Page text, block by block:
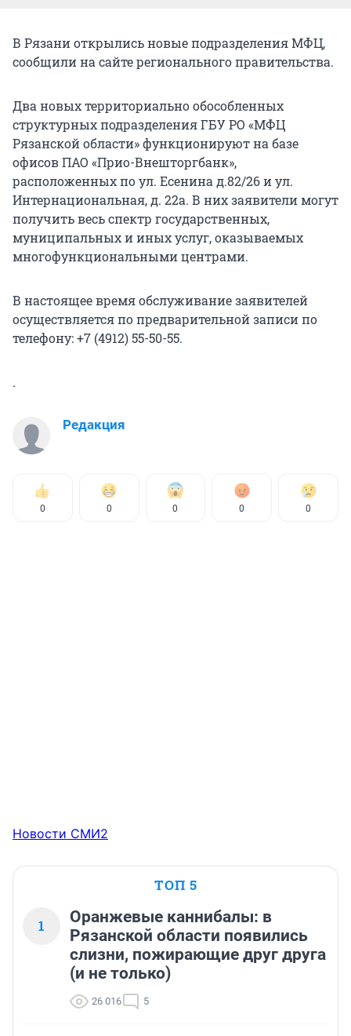
В Рязани открылись новые подразделения МФЦ,
сообщили на сайте регионального правительства.
Два новых территориально обособленных
структурных подразделения ГБУ РО «МФЦ
Рязанской области» функционируют на базе
офисов ПАО «Прио-Внешторгбанк»,
расположенных по ул. Есенина д.82/26 и ул.
Интернациональная, д. 22а. В них заявители могут
получить весь спектр государственных,
муниципальных и иных услуг, оказываемых
многофункциональными центрами.
В настоящее время обслуживание заявителей
осуществляется по предварительной записи по
телефону: +7 (4912) 55-50-55.
.
Редакция
0 0 0 0 0
Новости СМИ2
ТОП 5
1
Оранжевые каннибалы: в
Рязанской области появились
слизни, пожирающие друг друга
(и не только)
26 016 5